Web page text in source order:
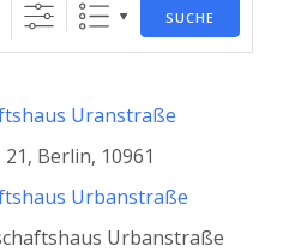
SUCHE
Uranstraße
Berlin, 10961
Urbanstraße
Urbanstraße